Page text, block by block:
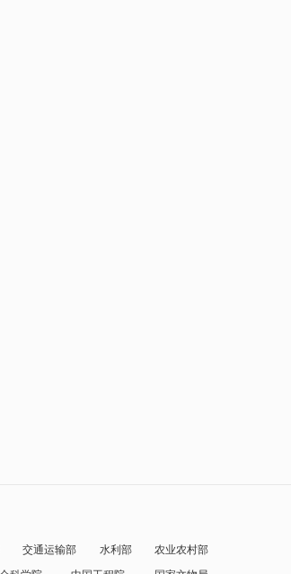
交通运输部 水利部
农业农村部